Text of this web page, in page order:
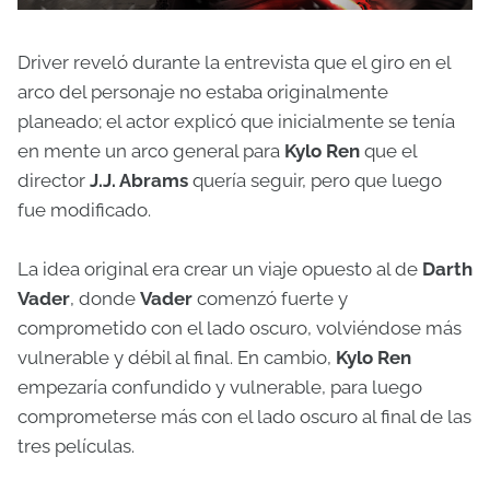
Driver reveló durante la entrevista que el giro en el
arco del personaje no estaba originalmente
planeado; el actor explicó que inicialmente se tenía
en mente un arco general para Kylo Ren que el
director J.J. Abrams quería seguir, pero que luego
fue modificado.
La idea original era crear un viaje opuesto al de Darth
Vader, donde Vader comenzó fuerte y
comprometido con el lado oscuro, volviéndose más
vulnerable y débil al final. En cambio, Kylo Ren
empezaría confundido y vulnerable, para luego
comprometerse más con el lado oscuro al final de las
tres películas.